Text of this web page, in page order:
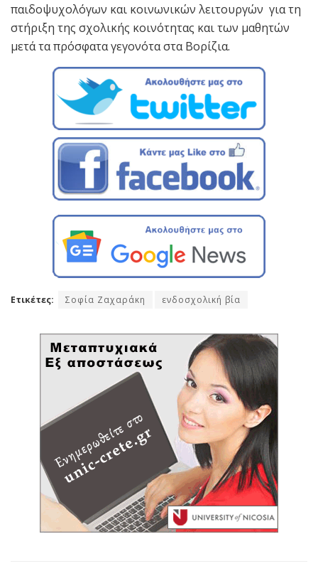
παιδοψυχολόγων και κοινωνικών λειτουργών για τη
στήριξη της σχολικής κοινότητας και των μαθητών
μετά τα πρόσφατα γεγονότα στα Βορίζια.
Ετικέτες: Σοφία Ζαχαράκη ενδοσχολική βία